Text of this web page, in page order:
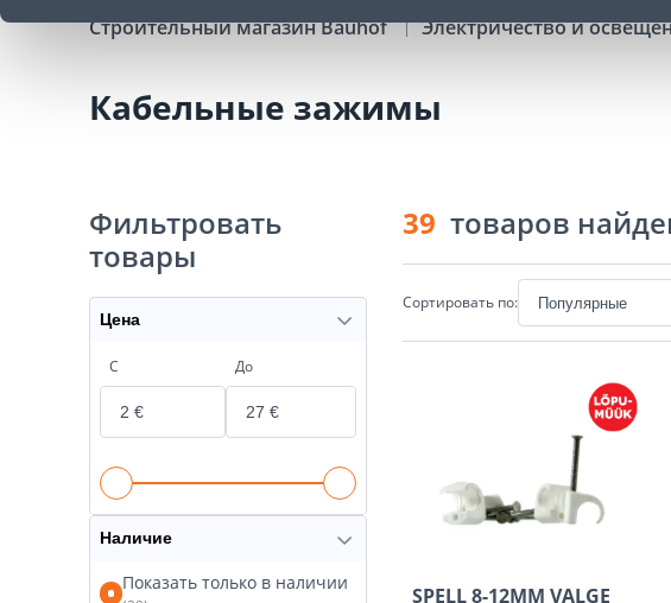
Строительный магазин Bauhof Электричество и
Кабельные зажимы
39 товаров
Сортировать по:
SPELL 8-12MM VALGE
Фильтровать
товары
Цена
С До
Наличие
Показать только в наличии